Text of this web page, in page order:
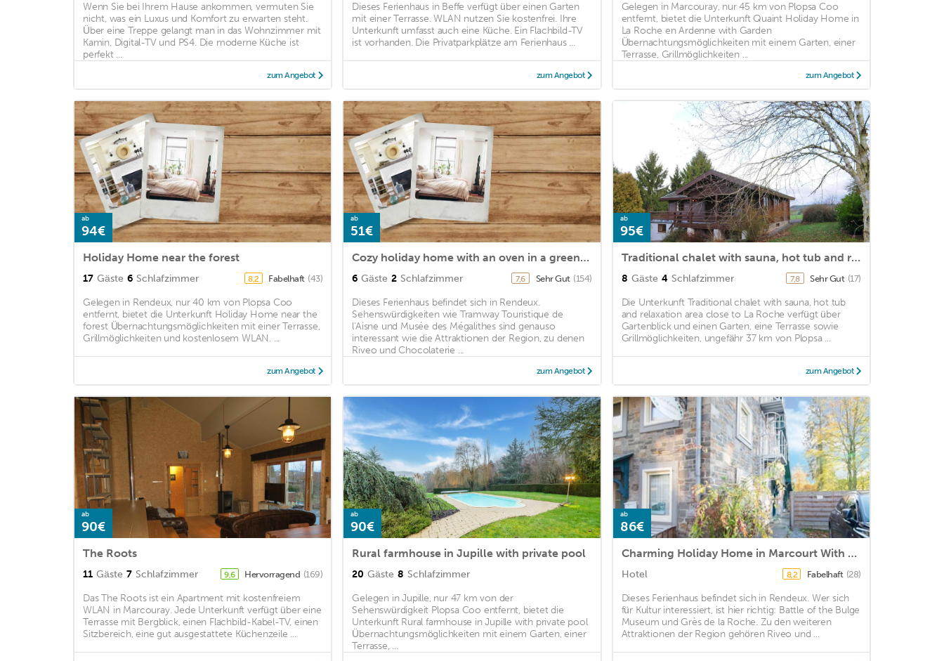
Wenn Sie bei Ihrem Hause ankommen, vermuten Sie
nicht, was ein Luxus und Komfort zu erwarten steht.
Über eine Treppe gelangt man in das Wohnzimmer mit
Kamin, Digital-TV und PS4. Die moderne Küche ist
perfekt ...
zum Angebot
Dieses Ferienhaus in Beffe verfügt über einen Garten
mit einer Terrasse. WLAN nutzen Sie kostenfrei. Ihre
Unterkunft umfasst auch eine Küche. Ein Flachbild-TV
ist vorhanden. Die Privatparkplätze am Ferienhaus ...
zum Angebot
Gelegen in Marcouray, nur 45 km von Plopsa Coo
entfernt, bietet die Unterkunft Quaint Holiday Home in
La Roche en Ardenne with Garden
Übernachtungsmöglichkeiten mit einem Garten, einer
Terrasse, Grillmöglichkeiten ...
zum Angebot
ab
94€
Holiday Home near the forest
17 Gäste 6 Schlafzimmer 8,2 Fabelhaft (43)
Gelegen in Rendeux, nur 40 km von Plopsa Coo
entfernt, bietet die Unterkunft Holiday Home near the
forest Übernachtungsmöglichkeiten mit einer Terrasse,
Grillmöglichkeiten und kostenlosem WLAN. ...
zum Angebot
ab
51€
Cozy holiday home with an oven in a green area
6 Gäste 2 Schlafzimmer 7,6 Sehr Gut (154)
Dieses Ferienhaus befindet sich in Rendeux.
Sehenswürdigkeiten wie Tramway Touristique de
l'Aisne und Musée des Mégalithes sind genauso
interessant wie die Attraktionen der Region, zu denen
Riveo und Chocolaterie ...
zum Angebot
ab
95€
Traditional chalet with sauna, hot tub and relaxation area close to La Roche
8 Gäste 4 Schlafzimmer 7,8 Sehr Gut (17)
Die Unterkunft Traditional chalet with sauna, hot tub
and relaxation area close to La Roche verfügt über
Gartenblick und einen Garten, eine Terrasse sowie
Grillmöglichkeiten, ungefähr 37 km von Plopsa ...
zum Angebot
ab
90€
The Roots
11 Gäste 7 Schlafzimmer 9,6 Hervorragend (169)
Das The Roots ist ein Apartment mit kostenfreiem
WLAN in Marcouray. Jede Unterkunft verfügt über eine
Terrasse mit Bergblick, einen Flachbild-Kabel-TV, einen
Sitzbereich, eine gut ausgestattete Küchenzeile ...
ab
90€
Rural farmhouse in Jupille with private pool
20 Gäste 8 Schlafzimmer
Gelegen in Jupille, nur 47 km von der
Sehenswürdigkeit Plopsa Coo entfernt, bietet die
Unterkunft Rural farmhouse in Jupille with private pool
Übernachtungsmöglichkeiten mit einem Garten, einer
Terrasse, ...
ab
86€
Charming Holiday Home in Marcourt With Garden and Terrace
Hotel 8,2 Fabelhaft (28)
Dieses Ferienhaus befindet sich in Rendeux. Wer sich
für Kultur interessiert, ist hier richtig: Battle of the Bulge
Museum und Grès de la Roche. Zu den weiteren
Attraktionen der Region gehören Riveo und ...